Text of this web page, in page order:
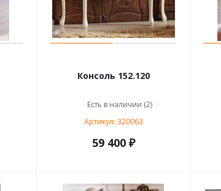
Консоль 152.120
Есть в наличии (2)
Артикул: 320063
59 400 ₽